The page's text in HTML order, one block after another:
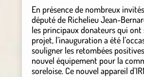
En présence de nombreux
député de Richelieu Jean-
les principaux donateurs qui ont
projet, l’inauguration a été
souligner les retombées
nouvel équipement pour la
soreloise. Ce nouvel appareil